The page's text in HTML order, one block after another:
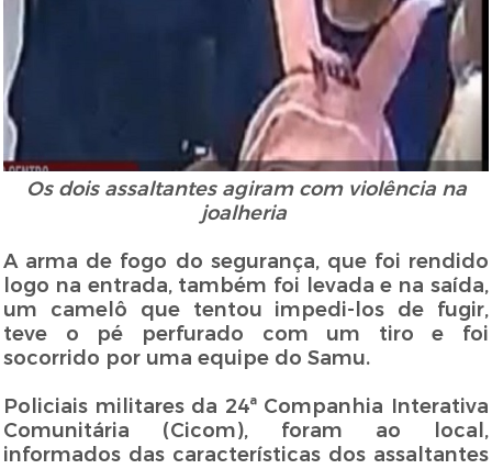
Os dois assaltantes agiram com violência na
joalheria
A arma de fogo do segurança, que foi rendido
logo na entrada, também foi levada e na saída,
um camelô que tentou impedi-los de fugir,
teve o pé perfurado com um tiro e foi
socorrido por uma equipe do Samu.
Policiais militares da 24ª Companhia Interativa
Comunitária (Cicom), foram ao local,
informados das características dos assaltantes